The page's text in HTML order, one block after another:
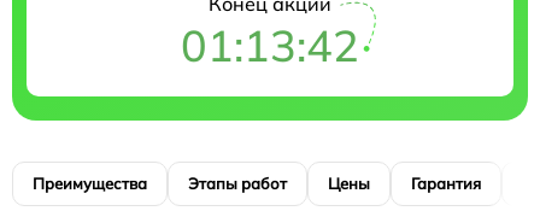
01:13:41
Преимущества Этапы работ Цены Гарантия